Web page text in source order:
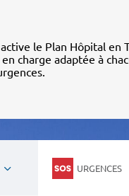
le Plan Hôpital en
charge adaptée à
URGENCES